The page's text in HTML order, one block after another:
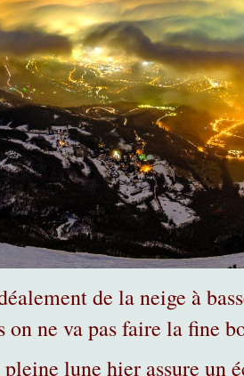
de la neige à
on ne va pas faire la fine
lune hier assure un